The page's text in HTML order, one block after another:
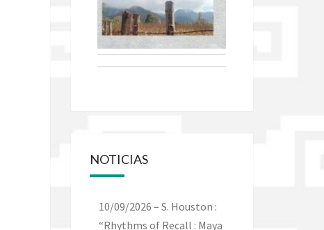
NOTICIAS
10/09/2026 – S. Houston :
“Rhythms of Recall : Maya